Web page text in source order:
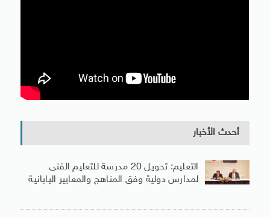
أحدث الأخبار
التعليم: تحويل 20 مدرسة للتعليم الفنى
لمدارس دولية وفق المناهج والمعايير اليابانية